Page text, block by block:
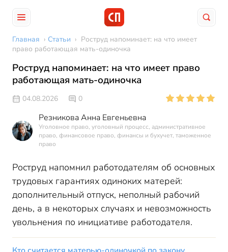
Главная › Статьи › Роструд напоминает: на что имеет
право работающая мать-одиночка
Роструд напоминает: на что имеет право
работающая мать-одиночка
04.08.2026 0
Резникова Анна Евгеньевна
Уголовное право, уголовный процесс, административное
право, финансовое право, финансы и бухучет, таможенное
право
Роструд напомнил работодателям об основных
трудовых гарантиях одиноких матерей:
дополнительный отпуск, неполный рабочий
день, а в некоторых случаях и невозможность
увольнения по инициативе работодателя.